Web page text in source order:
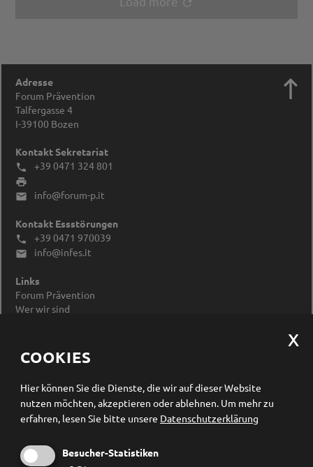
refresh
Adresse
Forum Prävention
Talfergasse 4
I-39100 Bozen
Kontakt Sekretariat
 +39 0471 324 801


info@forum-p.it
Kontakt Essstörungen
 +39 0471 970039
 info@infes.it
Links
Forum Prävention
Wer wir sind
Cookieeinstellungen ändern

Newsletter Anmeldung
COOKIES
Hier können Sie die Dienste, die wir auf dieser Website
nutzen möchten, akzeptieren oder ablehnen. Um mehr zu
erfahren, lesen Sie bitte unsere Datenschutzerklärung
Besucher-Statistiken